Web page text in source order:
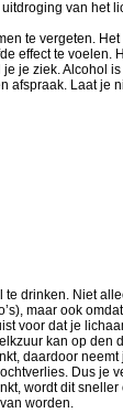
van het
te vergeten.
effect te
je ziek. Alcohol
afspraak. Laat je
drinken. Niet
maar ook
voor dat je
kan op den
daardoor
Dus je
wordt dit
worden.